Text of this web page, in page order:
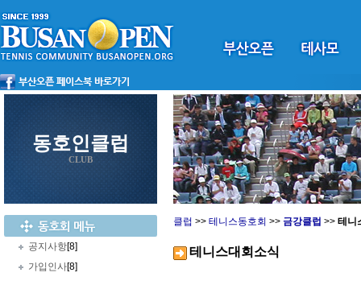
동호인클럽
CLUB
공지사항[8]
가입인사[8]
클럽 >> 테니스동호회 >> 금강클럽 >> 테니
테니스대회소식